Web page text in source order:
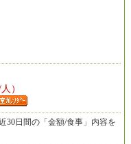
）
30日間の「金額/食事」内容を